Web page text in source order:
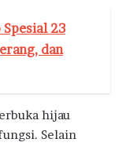
23
dan
hijau
Selain